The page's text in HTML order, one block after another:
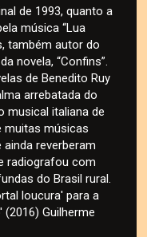
de 1993, quanto a
música “Lua
também autor do
novela, “Confins”.
de Benedito Ruy
arrebatada do
musical italiana de
muitas músicas
reverberam
radiografou com
do Brasil rural.
loucura' para a
Guilherme